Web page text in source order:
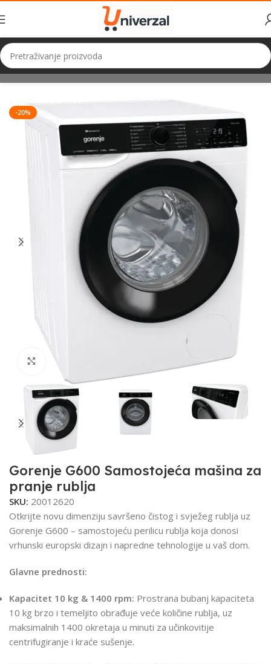
Početna Bijela Tehnika Veš Mašine i Sušilice Veš mašine
-20%
Kliknite za uvećanje
Gorenje G600 Samostojeća mašina za
pranje rublja
SKU: 20012620
Otkrijte novu dimenziju savršeno čistog i svježeg rublja uz
Gorenje G600 – samostojeću perilicu rublja koja donosi
vrhunski europski dizajn i napredne tehnologije u vaš dom.
Glavne prednosti:
Kapacitet 10 kg & 1400 rpm: Prostrana bubanj kapaciteta
10 kg brzo i temeljito obrađuje veće količine rublja, uz
maksimalnih 1400 okretaja u minuti za učinkovitije
centrifugiranje i kraće sušenje.